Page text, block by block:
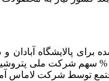
پالایشگاه آبادان
آغاز و تنها دو سال